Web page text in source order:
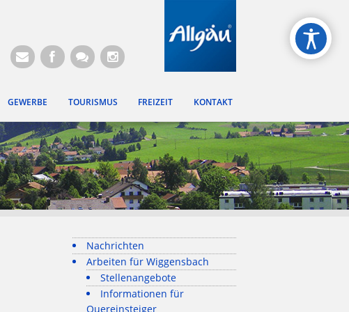
GEWERBE TOURISMUS FREIZEIT KONTAKT
Nachrichten
Arbeiten für Wiggensbach
Stellenangebote
Informationen für
Quereinsteiger